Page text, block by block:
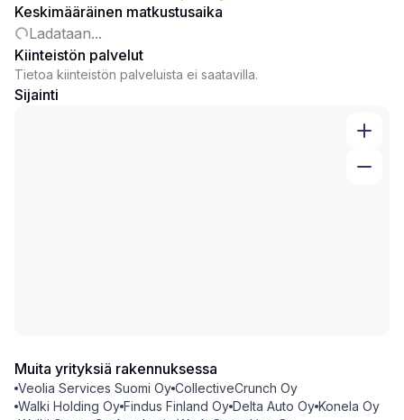
Keskimääräinen matkustusaika
Ladataan...
Kiinteistön palvelut
Tietoa kiinteistön palveluista ei saatavilla.
Sijainti
Muita yrityksiä rakennuksessa
Veolia Services Suomi Oy CollectiveCrunch Oy
Walki Holding Oy Findus Finland Oy Delta Auto Oy Konela Oy